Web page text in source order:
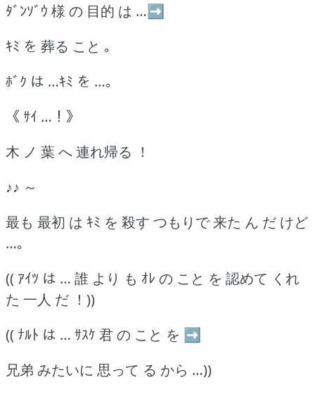
ﾀﾞﾝｿﾞｳ 様 の 目的 は …➡
ｷﾐ を 葬る こと ｡
ﾎﾞｸ は …ｷﾐ を …｡
《 ｻｲ …！》
木 ノ 葉 へ 連れ帰る ！
♪♪ ～
最も 最初 は ｷﾐ を 殺す つもりで 来た ん だ けど
…｡
(( ｱｲﾂ は … 誰 より も ｵﾚ の こと を 認めて くれ
た 一人 だ ！))
(( ﾅﾙﾄ は … ｻｽｹ 君 の こと を ➡
兄弟 みたいに 思って る から …))